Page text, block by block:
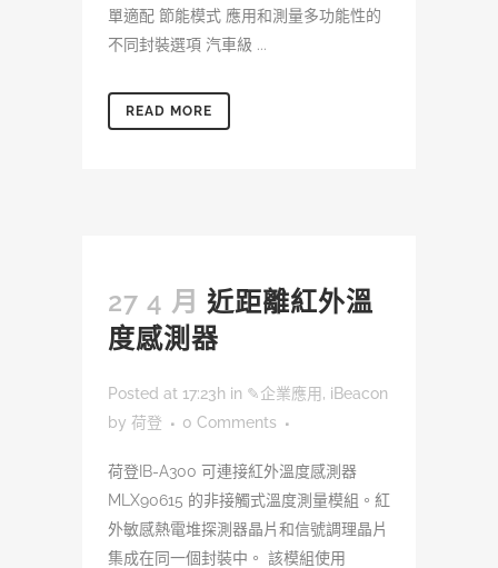
單適配 節能模式 應用和測量多功能性的
不同封裝選項 汽車級 ...
READ MORE
27 4 月 近距離紅外溫
度感測器
Posted at 17:23h in ✎企業應用, iBeacon
by 荷登 0 Comments
荷登IB-A300 可連接紅外溫度感測器
MLX90615 的非接觸式溫度測量模組。紅
外敏感熱電堆探測器晶片和信號調理晶片
集成在同一個封裝中。 該模組使用